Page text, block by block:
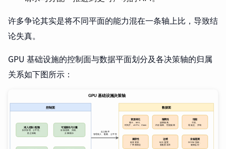
许多争论其实是将不同平面的能力混在一条轴上比，导致结
论失真。
GPU 基础设施的控制面与数据平面划分及各决策轴的归属
关系如下图所示：